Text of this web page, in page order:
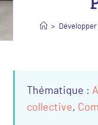
>
Thématique :
collective,